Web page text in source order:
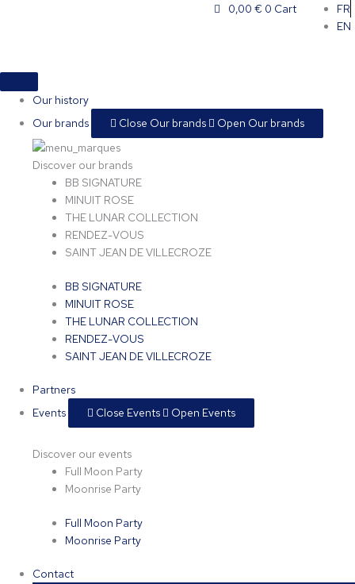
0,00 € 0 Cart
FR
EN
Our history
Our brands
Close Our brands Open Our brands
Discover our brands
BB SIGNATURE
MINUIT ROSE
THE LUNAR COLLECTION
RENDEZ-VOUS
SAINT JEAN DE VILLECROZE
BB SIGNATURE
MINUIT ROSE
THE LUNAR COLLECTION
RENDEZ-VOUS
SAINT JEAN DE VILLECROZE
Partners
Events
Close Events Open Events
Discover our events
Full Moon Party
Moonrise Party
Full Moon Party
Moonrise Party
Contact
This
options
may